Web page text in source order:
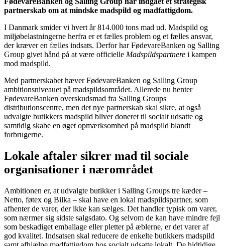
partnerskab om at mindske madspild og madfattigdom.
I Danmark smider vi hvert år 814.000 tons mad ud. Madspild og
miljøbelastningerne herfra er et fælles problem og et fælles ansvar,
der kræver en fælles indsats. Derfor har FødevareBanken og Salling
Group givet hånd på at være officielle Madspildspartnere i kampen
mod madspild.
Med partnerskabet hæver FødevareBanken og Salling Group
ambitionsniveauet på madspildsområdet. Allerede nu henter
FødevareBanken overskudsmad fra Salling Groups
distributionscentre, men det nye partnerskab skal sikre, at også
udvalgte butikkers madspild bliver doneret til socialt udsatte og
samtidig skabe en øget opmærksomhed på madspild blandt
forbrugerne.
Lokale aftaler sikrer mad til sociale
organisationer i nærområdet
Ambitionen er, at udvalgte butikker i Salling Groups tre kæder –
Netto, føtex og Bilka – skal have en lokal madspildspartner, som
afhenter de varer, der ikke kan sælges. Det handler typisk om varer,
som nærmer sig sidste salgsdato. Og selvom de kan have mindre fejl
som beskadiget emballage eller pletter på æblerne, er det varer af
god kvalitet. Indsatsen skal reducere de enkelte butikkers madspild